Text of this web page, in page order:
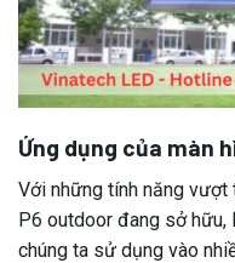
Ứng dụng của màn
Với những tính năng vượt
P6 outdoor đang sở hữu,
chúng ta sử dụng vào